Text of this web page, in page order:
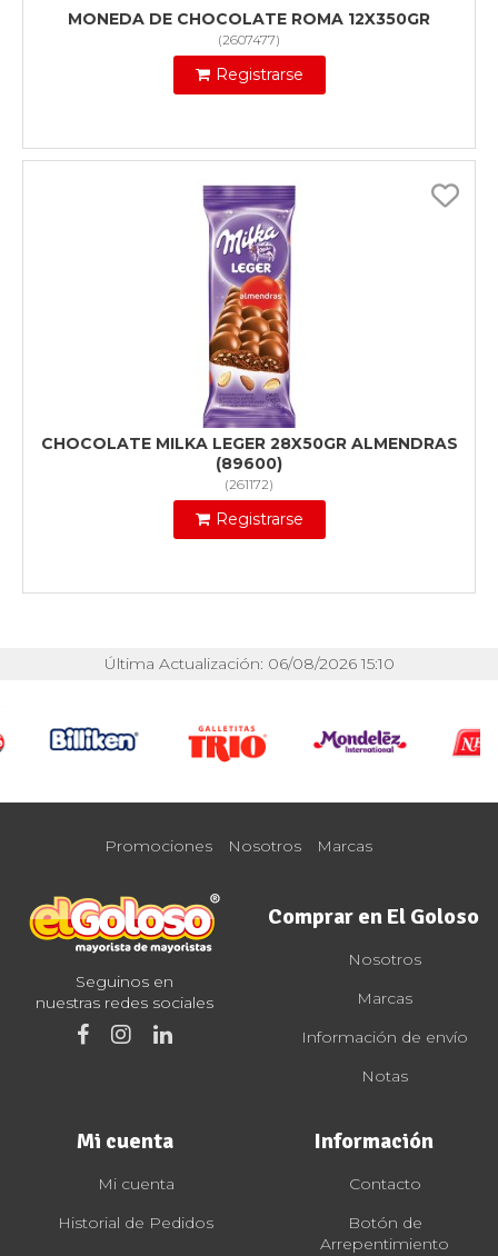
MONEDA DE CHOCOLATE ROMA 12X350GR
(2607477)
Registrarse
CHOCOLATE MILKA LEGER 28X50GR ALMENDRAS
(89600)
(261172)
Registrarse
Última Actualización: 06/08/2026 15:10
Promociones Nosotros Marcas
Seguinos en
nuestras redes sociales
Comprar en El Goloso
Nosotros
Marcas
Información de envío
Notas
Mi cuenta
Mi cuenta
Historial de Pedidos
Información
Contacto
Botón de
Arrepentimiento